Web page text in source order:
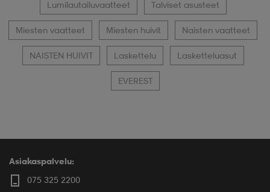
Lumilautailuvaatteet Talviset asusteet
Miesten vaatteet Miesten huivit Naisten vaatteet
NAISTEN HUIVIT Laskettelu Lasketteluasut
EVEREST
Asiakaspalvelu:
075 325 2200